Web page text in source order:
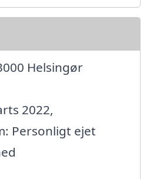
Helsingør
2022,
Personligt ejet